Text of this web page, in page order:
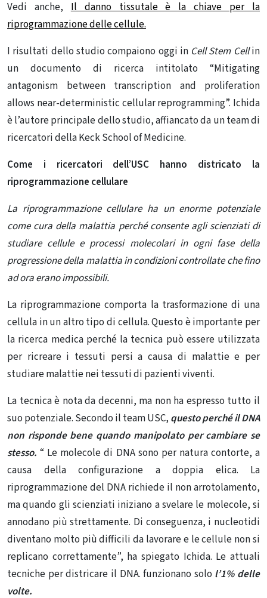
Vedi anche,Il danno tissutale è la chiave per la
riprogrammazione delle cellule.
I risultati dello studio compaiono oggi in Cell Stem Cellin
un documento di ricerca intitolato “Mitigating
antagonism between transcription and proliferation
allows near-deterministic cellular reprogramming”. Ichida
è l’autore principale dello studio, affiancato da un team di
ricercatori della Keck School of Medicine.
Come i ricercatori dell’USC hanno districato la
riprogrammazione cellulare
La riprogrammazione cellulare ha un enorme potenziale
come cura della malattia perché consente agli scienziati di
studiare cellule e processi molecolari in ogni fase della
progressione della malattia in condizioni controllate che fino
ad ora erano impossibili.
La riprogrammazione comporta la trasformazione di una
cellula in un altro tipo di cellula.Questo è importante per
la ricerca medica perché la tecnica può essere utilizzata
per ricreare i tessuti persi a causa di malattie e per
studiare malattie nei tessuti di pazienti viventi.
La tecnica è nota da decenni, ma non ha espresso tutto il
suo potenziale. Secondo il team USC, questo perché il DNA
non risponde bene quando manipolato per cambiare se
stesso. “ Le molecole di DNA sono per natura contorte, a
causa della configurazione a doppia elica.
La
riprogrammazione del DNA richiede il non arrotolamento,
ma quando gli scienziati iniziano a svelare le molecole, si
annodano più strettamente. Di conseguenza, i nucleotidi
diventano molto più difficili da lavorare e le cellule non si
replicano correttamente”, ha spiegato Ichida. Le attuali
tecniche per districare il DNA. funzionano solo l’1% delle
volte.